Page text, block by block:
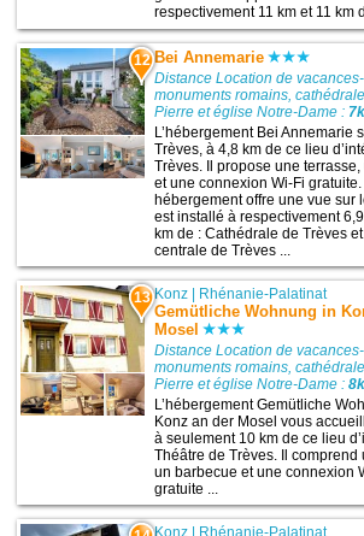
respectivement 11 km et 11 km
12 Bei Annemarie
Distance Location de
monuments romains,
Pierre et église Notre-Dame :
L’hébergement Bei Annemarie
Trèves, à 4,8 km de ce lieu
Trèves. Il propose une
et une connexion Wi-Fi
hébergement offre une vue sur
est installé à respectivement
km de : Cathédrale de Trèves
centrale de Trèves ...
13 Konz | Rhénanie-Palatinat
Gemütliche Wohnung in
Mosel
Distance Location de
monuments romains,
Pierre et église Notre-Dame :
L’hébergement Gemütliche
Konz an der Mosel vous
à seulement 10 km de ce lieu
Théâtre de Trèves. Il comprend
un barbecue et une connexion
gratuite ...
Konz Rhénanie-Palatinat